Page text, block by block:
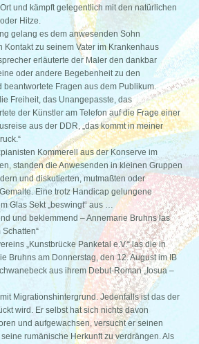
und kämpft gelegentlich mit den natürlichen
Hitze.
gelang es dem anwesenden Sohn
Kontakt zu seinem Vater im Krankenhaus
erläuterte der Maler den dankbar
oder andere Begebenheit zu den
beantwortete Fragen aus dem Publikum.
Freiheit, das Unangepasste, das
der Künstler am Telefon auf die Frage einer
aus der DDR, „das kommt in meiner
Kommerell aus der Konserve im
standen die Anwesenden in kleinen Gruppen
und diskutierten, mutmaßten oder
Eine trotz Handicap gelungene
Glas Sekt „beswingt“ aus …
und beklemmend – Annemarie Bruhns las
„Kunstbrücke Panketal e.V.“ las die in
Bruhns am Donnerstag, den 12. August im IB
aus ihrem Debut-Roman „Iosua –
Migrationshintergrund. Jedenfalls ist das der
wird. Er selbst hat sich nichts davon
und aufgewachsen, versucht er seinen
rumänische Herkunft zu verdrängen. Als